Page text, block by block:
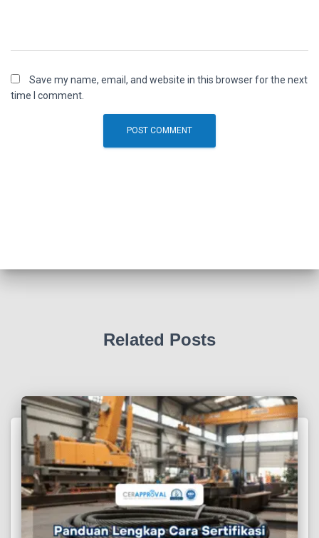
Save my name, email, and website in this browser for the next
time I comment.
Related Posts